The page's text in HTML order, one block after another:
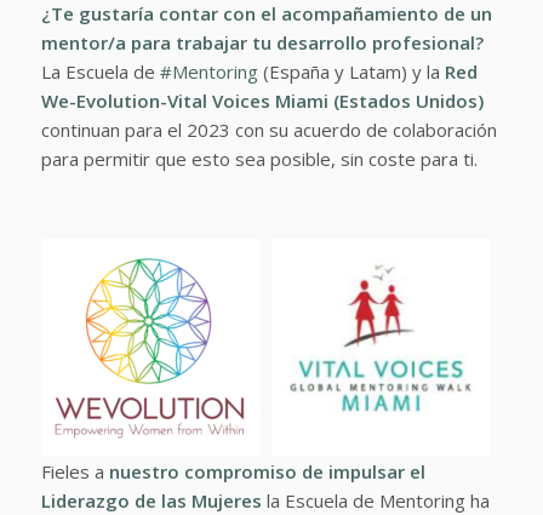
¿Te gustaría contar con el acompañamiento de un
mentor/a para trabajar tu desarrollo profesional?
La Escuela de #Mentoring(España y Latam) y la Red
We-Evolution-Vital Voices Miami (Estados Unidos)
continuan para el 2023 con su acuerdo de colaboración
para permitir que esto sea posible, sin coste para ti.
Fieles a nuestro compromiso de impulsar el
Liderazgo de las Mujeres la Escuela de Mentoring ha